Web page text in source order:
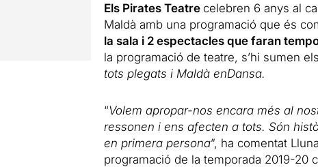
Els Pirates Teatre celebren 6 anys al
Maldà amb una programació que és
la sala i 2 espectacles que faran
la programació de teatre, s’hi sumen
tots plegats i Maldà enDansa.
“Volem apropar-nos encara més al
ressonen i ens afecten a tots. Són
en primera persona”, ha comentat
programació de la temporada 2019-20